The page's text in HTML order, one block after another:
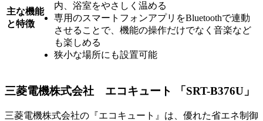
主な機能
と特徴
内、浴室をやさしく温める
専用のスマートフォンアプリをBluetoothで連動
させることで、機能の操作だけでなく音楽など
も楽しめる
狭小な場所にも設置可能
三菱電機株式会社 エコキュート 「SRT-B376U」
三菱電機株式会社の『エコキュート』は、優れた省エネ制御